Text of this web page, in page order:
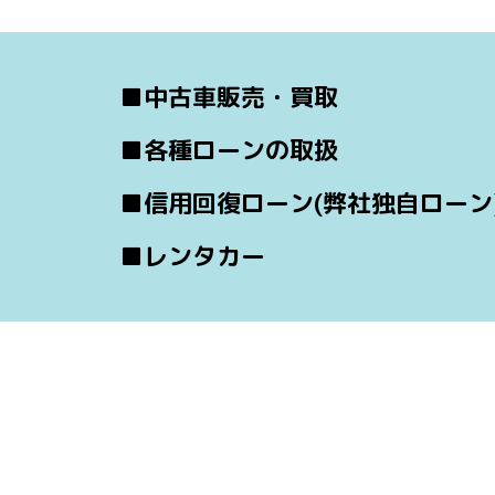
■中古車販売・買取
■各種ローンの取扱
■信用回復ローン(弊社独自ロー
■レンタカー